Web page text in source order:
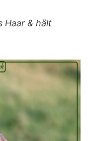
Haar & hält